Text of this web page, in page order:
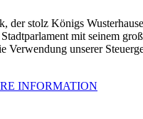
der stolz Königs
mit seinem
Verwendung unserer
INFORMATION